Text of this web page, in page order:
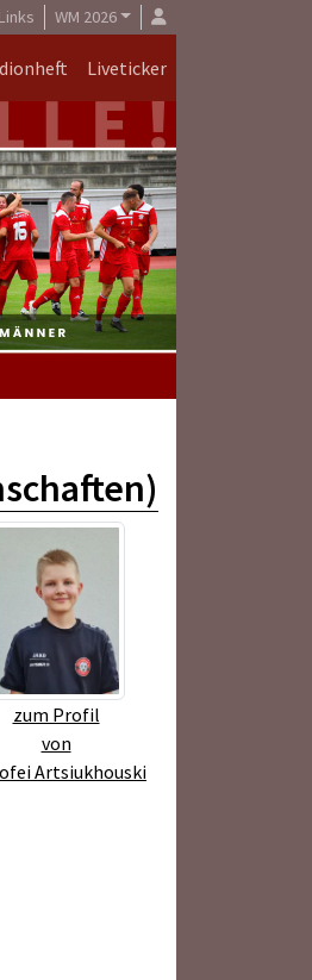
Links WM 2026
Liveticker
zum Profil
von
Artsiukhouski